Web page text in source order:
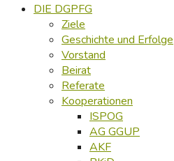
DIE DGPFG
Ziele
Geschichte und Erfolge
Vorstand
Beirat
Referate
Kooperationen
ISPOG
AG GGUP
AKF